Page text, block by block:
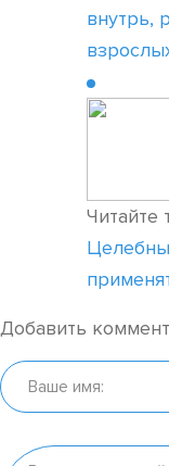
внутрь,
Читайте
Добавить